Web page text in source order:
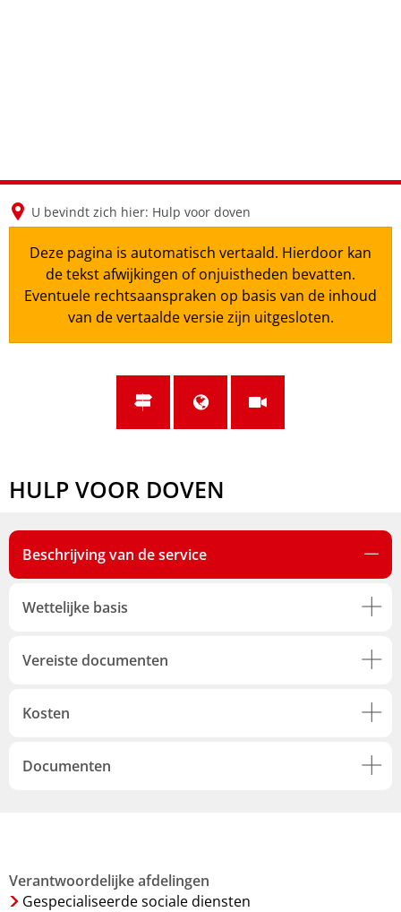
U bevindt zich hier: Hulp voor doven
Deze pagina is automatisch vertaald. Hierdoor kan
de tekst afwijkingen of onjuistheden bevatten.
Eventuele rechtsaanspraken op basis van de inhoud
van de vertaalde versie zijn uitgesloten.
HULP VOOR DOVEN
Beschrijving van de service
Wettelijke basis
Vereiste documenten
Kosten
Documenten
Verantwoordelijke afdelingen
Gespecialiseerde sociale diensten